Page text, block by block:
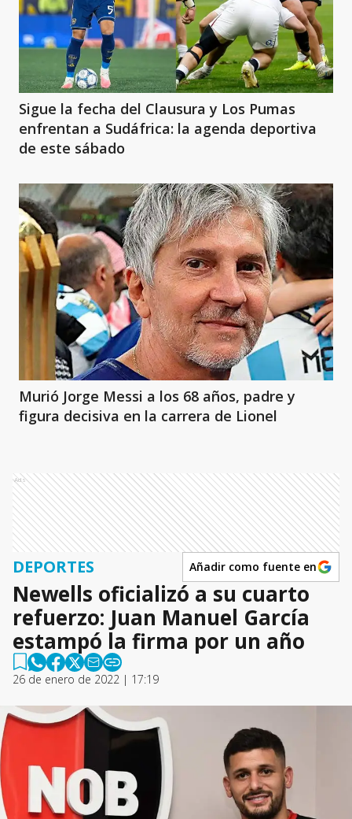
Sigue la fecha del Clausura y Los Pumas
enfrentan a Sudáfrica: la agenda deportiva
de este sábado
Murió Jorge Messi a los 68 años, padre y
figura decisiva en la carrera de Lionel
Ads
DEPORTES Añadir como fuente en
Newells oficializó a su cuarto
refuerzo: Juan Manuel García
estampó la firma por un año
26 de enero de 2022 | 17:19